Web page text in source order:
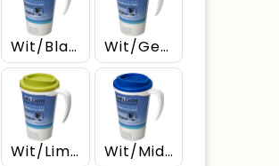
Wit/Blauw Wit/Geel
Wit/Lime Wit/Middenblauw